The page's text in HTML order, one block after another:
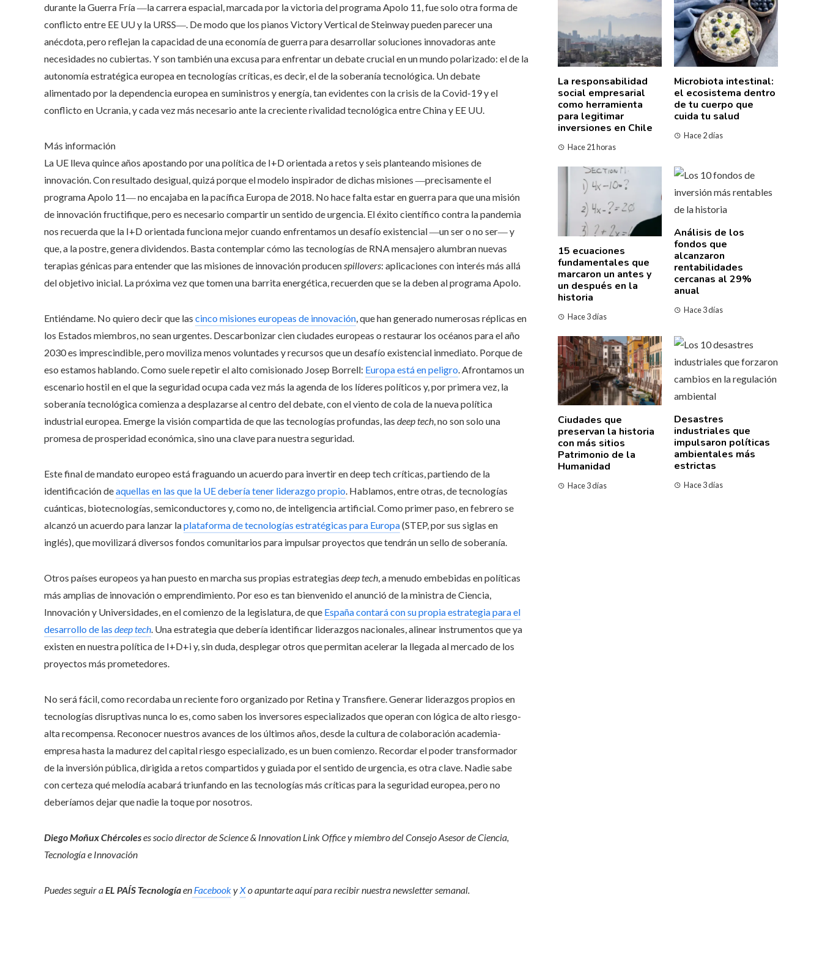
durante la Guerra Fría ―la carrera espacial, marcada por la victoria del programa Apolo 11, fue solo otra forma de
conflicto entre EE UU y la URSS―. De modo que los pianos Victory Vertical de Steinway pueden parecer una
anécdota, pero reflejan la capacidad de una economía de guerra para desarrollar soluciones innovadoras ante
necesidades no cubiertas. Y son también una excusa para enfrentar un debate crucial en un mundo polarizado: el de la
autonomía estratégica europea en tecnologías críticas, es decir, el de la soberanía tecnológica. Un debate
alimentado por la dependencia europea en suministros y energía, tan evidentes con la crisis de la Covid-19 y el
conflicto en Ucrania, y cada vez más necesario ante la creciente rivalidad tecnológica entre China y EE UU.
Más información
La UE lleva quince años apostando por una política de I+D orientada a retos y seis planteando misiones de
innovación. Con resultado desigual, quizá porque el modelo inspirador de dichas misiones ―precisamente el
programa Apolo 11― no encajaba en la pacífica Europa de 2018. No hace falta estar en guerra para que una misión
de innovación fructifique, pero es necesario compartir un sentido de urgencia. El éxito científico contra la pandemia
nos recuerda que la I+D orientada funciona mejor cuando enfrentamos un desafío existencial ―un ser o no ser― y
que, a la postre, genera dividendos. Basta contemplar cómo las tecnologías de RNA mensajero alumbran nuevas
terapias génicas para entender que las misiones de innovación producenspillovers: aplicaciones con interés más allá
del objetivo inicial. La próxima vez que tomen una barrita energética, recuerden que se la deben al programa Apolo.
Entiéndame. No quiero decir que las cinco misiones europeas de innovación, que han generado numerosas réplicas en
los Estados miembros, no sean urgentes. Descarbonizar cien ciudades europeas o restaurar los océanos para el año
2030 es imprescindible, pero moviliza menos voluntades y recursos que un desafío existencial inmediato. Porque de
eso estamos hablando. Como suele repetir el alto comisionado Josep Borrell: Europa está en peligro. Afrontamos un
escenario hostil en el que la seguridad ocupa cada vez más la agenda de los líderes políticos y, por primera vez, la
soberanía tecnológica comienza a desplazarse al centro del debate, con el viento de cola de la nueva política
industrial europea. Emerge la visión compartida de que las tecnologías profundas, las deep tech, no son solo una
promesa de prosperidad económica, sino una clave para nuestra seguridad.
Este final de mandato europeo está fraguando un acuerdo para invertir en deep tech críticas, partiendo de la
identificación deaquellas en las que la UE debería tener liderazgo propio. Hablamos, entre otras, de tecnologías
cuánticas, biotecnologías, semiconductores y, como no, de inteligencia artificial. Como primer paso, en febrero se
alcanzó un acuerdo para lanzar laplataforma de tecnologías estratégicas para Europa(STEP, por sus siglas en
inglés), que movilizará diversos fondos comunitarios para impulsar proyectos que tendrán un sello de soberanía.
Otros países europeos ya han puesto en marcha sus propias estrategias deep tech, a menudo embebidas en políticas
más amplias de innovación o emprendimiento. Por eso es tan bienvenido el anunció de la ministra de Ciencia,
Innovación y Universidades, en el comienzo de la legislatura, de que España contará con su propia estrategia para el
desarrollo de las deep tech. Una estrategia que debería identificar liderazgos nacionales, alinear instrumentos que ya
existen en nuestra política de I+D+i y, sin duda, desplegar otros que permitan acelerar la llegada al mercado de los
proyectos más prometedores.
No será fácil, como recordaba un reciente foro organizado por Retina y Transfiere. Generar liderazgos propios en
tecnologías disruptivas nunca lo es, como saben los inversores especializados que operan con lógica de alto riesgo-
alta recompensa. Reconocer nuestros avances de los últimos años, desde la cultura de colaboración academia-
empresa hasta la madurez del capital riesgo especializado, es un buen comienzo. Recordar el poder transformador
de la inversión pública, dirigida a retos compartidos y guiada por el sentido de urgencia, es otra clave. Nadie sabe
con certeza qué melodía acabará triunfando en las tecnologías más críticas para la seguridad europea, pero no
deberíamos dejar que nadie la toque por nosotros.
Diego Moñux Chércoleses socio director de Science & Innovation Link Office y miembro del Consejo Asesor de Ciencia,
Tecnología e Innovación
Puedes seguir aEL PAÍS Tecnologíaen FacebookyXo apuntarte aquí para recibir nuestranewsletter semanal.
La responsabilidad
social empresarial
como herramienta
para legitimar
inversiones en Chile
Hace 21 horas
Microbiota intestinal:
el ecosistema dentro
de tu cuerpo que
cuida tu salud
Hace 2 días
15 ecuaciones
fundamentales que
marcaron un antes y
un después en la
historia
Hace 3 días
Análisis de los
fondos que
alcanzaron
rentabilidades
cercanas al 29%
anual
Hace 3 días
Ciudades que
preservan la historia
con más sitios
Patrimonio de la
Humanidad
Hace 3 días
Desastres
industriales que
impulsaron políticas
ambientales más
estrictas
Hace 3 días